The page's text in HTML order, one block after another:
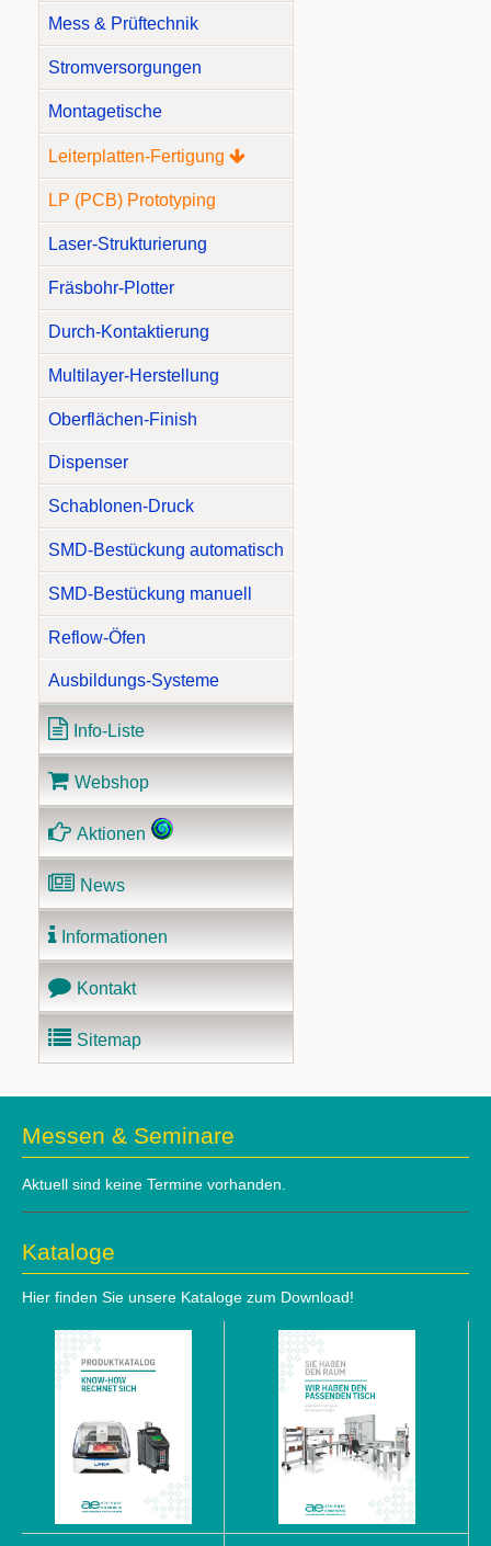
Mess & Prüftechnik
Stromversorgungen
Montagetische
Leiterplatten-Fertigung
LP (PCB) Prototyping
Laser-Strukturierung
Fräsbohr-Plotter
Durch-Kontaktierung
Multilayer-Herstellung
Oberflächen-Finish
Dispenser
Schablonen-Druck
SMD-Bestückung automatisch
SMD-Bestückung manuell
Reflow-Öfen
Ausbildungs-Systeme
Info-Liste
Webshop
Aktionen
News
Informationen
Kontakt
Sitemap
Messen & Seminare
Aktuell sind keine Termine vorhanden.
Kataloge
Hier finden Sie unsere Kataloge zum Download!